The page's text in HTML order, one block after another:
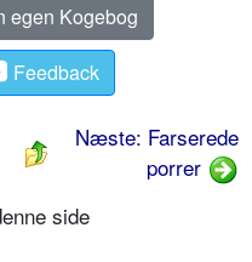
egen Kogebog
Feedback
Næste: Farserede
porrer
side